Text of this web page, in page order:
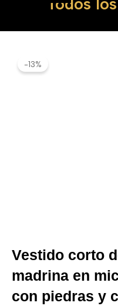
Todos
-13%
Vestido corto
madrina en
con piedras y